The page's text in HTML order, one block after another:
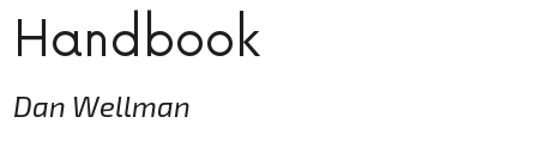
Handbook
Dan Wellman